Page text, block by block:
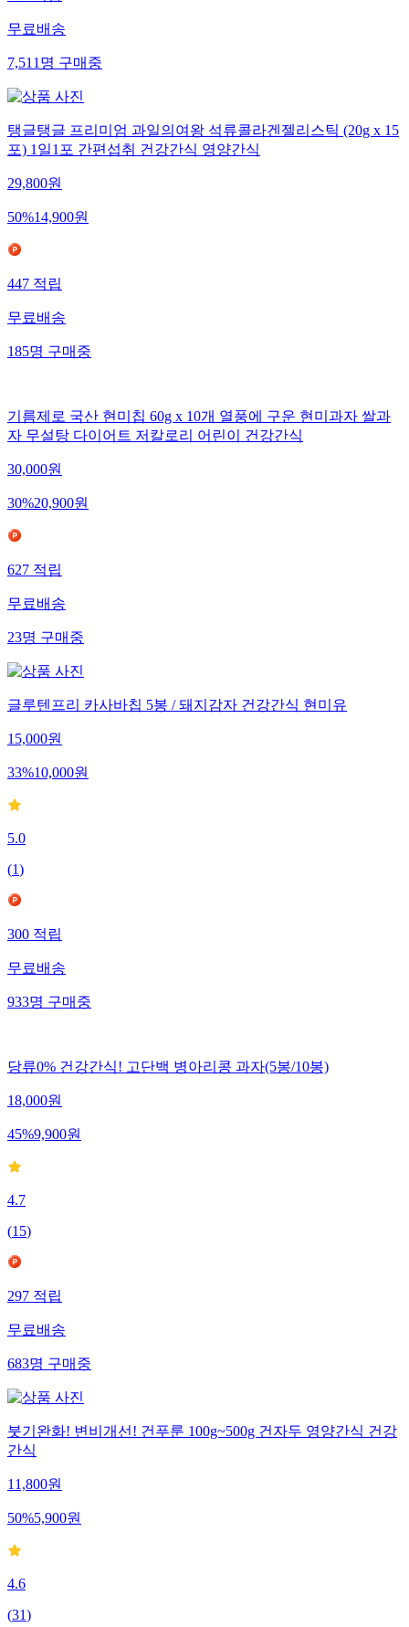
무료배송
7,511 명 구매중
탱글탱글 프리미엄 과일의여왕 석류콜라겐젤리스틱 (20g x 15
포) 1일1포 간편섭취 건강간식 영양간식
29,800원
50%14,900원
447 적립
무료배송
185명 구매중
기름제로 국산 현미칩 60g x 10개 열풍에 구운 현미과자 쌀과
자 무설탕 다이어트 저칼로리 어린이 건강간식
30,000원
30%20,900원
627적립
무료배송
23명구매중
글루텐프리 카사바칩 5봉 / 돼지감자 건강간식 현미유
15,000원
33%10,000원
5.0
(1)
300적립
무료배송
933명구매중
당류0% 건강간식! 고단백 병아리콩 과자(5봉/10봉)
18,000원
45%9,900원
4.7
(15)
297적립
무료배송
683명구매중
붓기완화! 변비개선! 건푸룬 100g~500g 건자두 영양간식 건강
간식
11,800원
50%5,900원
4.6
(31)